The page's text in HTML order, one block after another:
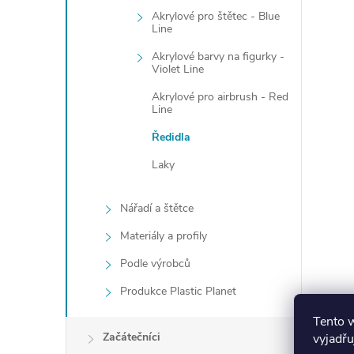
Tento
Akrylové pro štětec - Blue
Line
Akrylové barvy na figurky -
Violet Line
Akrylové pro airbrush - Red
Line
Ředidla
Laky
Nářadí a štětce
Materiály a profily
Podle výrobců
Produkce Plastic Planet
Začátečníci